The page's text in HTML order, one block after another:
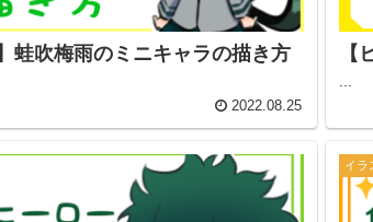
蛙吹梅雨のミニキャラの描き方
2022.08.25
【
イラ